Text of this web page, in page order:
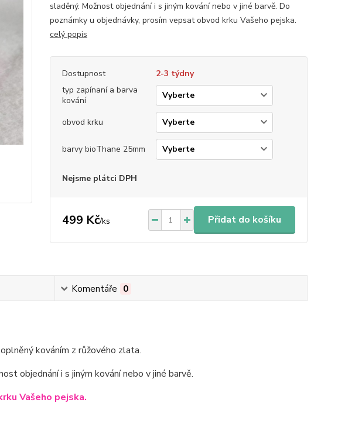
sladěný. Možnost objednání i s jiným kování nebo v jiné barvě. Do
poznámky u objednávky, prosím vepsat obvod krku Vašeho pejska.
celý popis
Dostupnost
2-3 týdny
typ zapínaní a barva
kování
obvod krku
barvy bioThane 25mm
Nejsme plátci DPH
499 Kč/ks Přidat do košíku
Komentáře 0
kováním z růžového zlata.
objednání i s jiným kování nebo v jiné barvě.
Vašeho pejska.